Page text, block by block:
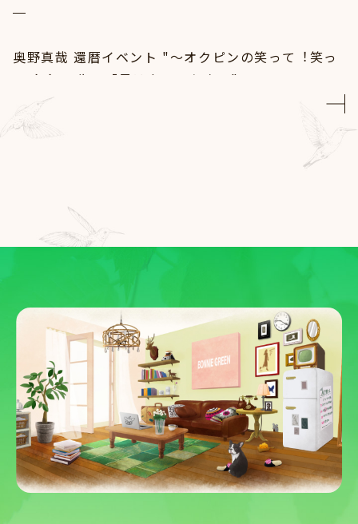
奥野真哉 還暦イベント "～オクピンの笑って︕笑っ
て︕︕ 60歳～「君はカンレキさ」"
2026.07.12
BONNIE PINK 30th Anniversary LIVE “Groove
Live
JIM BEAM SUMMER FES 2026 in名古屋
2026.06.26
Karatsu Drop Festival 2026
2026.06.25 Live
日本テレビ「THE MUSIC DAY 2026」
2026.06.24 Media